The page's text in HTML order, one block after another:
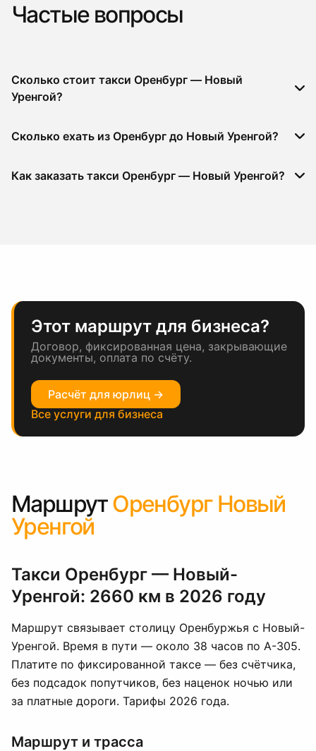
Частые вопросы
Сколько стоит такси Оренбург — Новый
Уренгой?
Сколько ехать из Оренбург до Новый Уренгой?
Как заказать такси Оренбург — Новый Уренгой?
Этот маршрут для бизнеса?
Договор, фиксированная цена, закрывающие
документы, оплата по счёту.
Расчёт для юрлиц →
Все услуги для бизнеса
МаршрутОренбург Новый
Уренгой
Такси Оренбург — Новый-
Уренгой: 2660 км в 2026 году
Маршрут связывает столицу Оренбуржья с Новый-
Уренгой. Время в пути — около 38 часов по А-305.
Платите по фиксированной таксе — без счётчика,
без подсадок попутчиков, без наценок ночью или
за платные дороги. Тарифы 2026 года.
Маршрут и трасса